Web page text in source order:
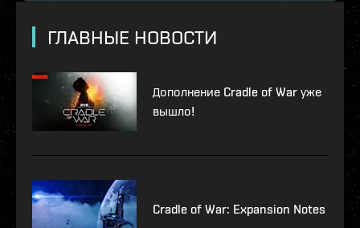
ГЛАВНЫЕ НОВОСТИ
Дополнение Cradle of War уже
вышло!
Cradle of War: Expansion Notes